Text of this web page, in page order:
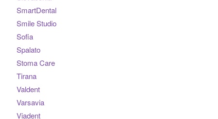
SmartDental
Smile Studio
Sofia
Spalato
Stoma Care
Tirana
Valdent
Varsavia
Viadent